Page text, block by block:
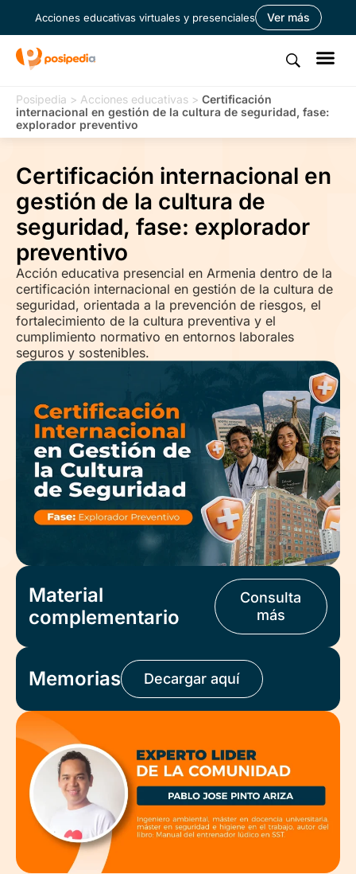
Acciones educativas virtuales y presenciales Ver más
Posipedia > Acciones educativas > Certificación
internacional en gestión de la cultura de seguridad, fase:
explorador preventivo
Certificación internacional en
gestión de la cultura de
seguridad, fase: explorador
preventivo
Acción educativa presencial en Armenia dentro de la
certificación internacional en gestión de la cultura de
seguridad, orientada a la prevención de riesgos, el
fortalecimiento de la cultura preventiva y el
cumplimiento normativo en entornos laborales
seguros y sostenibles.
Material
complementario
Consulta
más
Memorias Decargar aquí